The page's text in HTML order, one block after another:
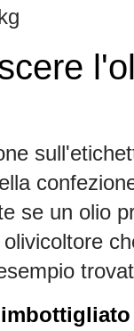
se un olio